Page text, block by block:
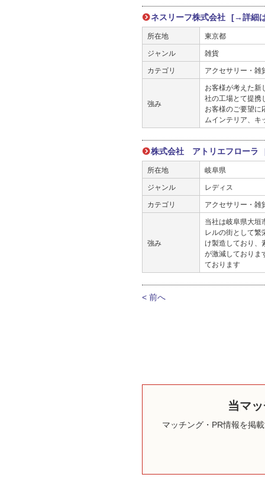
ネスリーフ株式会社 [→詳細
所在地 東京都
ジャンル 雑貨
カテゴリ アクセサリー・雑
強み
お客様が考えた新
社の工場とて提携
お客様のご要望に
ムインテリア、キ
株式会社 アトリエフローラ
所在地 岐阜県
ジャンル レディス
カテゴリ アクセサリー・雑
強み
当社は岐阜県大垣
レルの街として繁
け製造しており、
が激減しておりま
ております
< 前へ
当マ
マッチング・PR情報を掲